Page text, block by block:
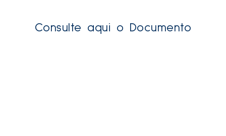
Consulte aqui o Documento